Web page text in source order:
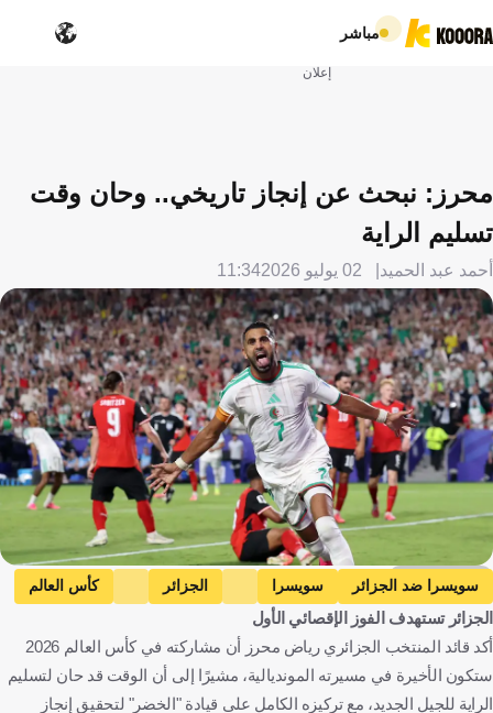
مباشر
إعلان
محرز: نبحث عن إنجاز تاريخي.. وحان وقت
تسليم الراية
أحمد عبد الحميد 02 يوليو 2026 11:34
Getty Images
سويسرا ضد الجزائر سويسرا الجزائر
كأس العالم
رياض محرز
سويسرا الجزائر
الجزائر تستهدف الفوز الإقصائي الأول
أكد قائد المنتخب الجزائري رياض محرز أن مشاركته في كأس العالم 2026
ستكون الأخيرة في مسيرته المونديالية، مشيرًا إلى أن الوقت قد حان لتسليم
الراية للجيل الجديد، مع تركيزه الكامل على قيادة "الخضر" لتحقيق إنجاز